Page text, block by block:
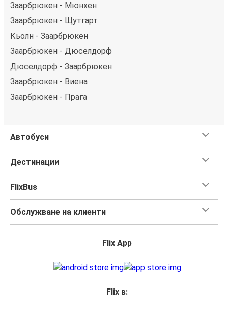
Заарбрюкен - Мюнхен
Заарбрюкен - Щутгарт
Кьолн - Заарбрюкен
Заарбрюкен - Дюселдорф
Дюселдорф - Заарбрюкен
Заарбрюкен - Виена
Заарбрюкен - Прага
Автобуси
Дестинации
FlixBus
Обслужване на клиенти
Flix App
Flix в: